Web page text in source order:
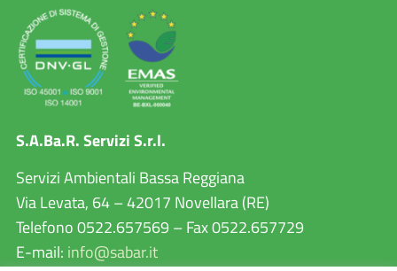
S.A.Ba.R. Servizi S.r.l.
Servizi Ambientali Bassa Reggiana
Via Levata, 64 – 42017 Novellara (RE)
Telefono 0522.657569 – Fax 0522.657729
E-mail: info@sabar.it